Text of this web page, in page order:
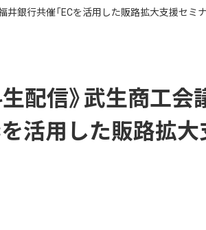
YouTubeチャンネル
銀行共催「ECを活用した販路拡大支援セミナ
配信》武生商工会
を活用した販路拡